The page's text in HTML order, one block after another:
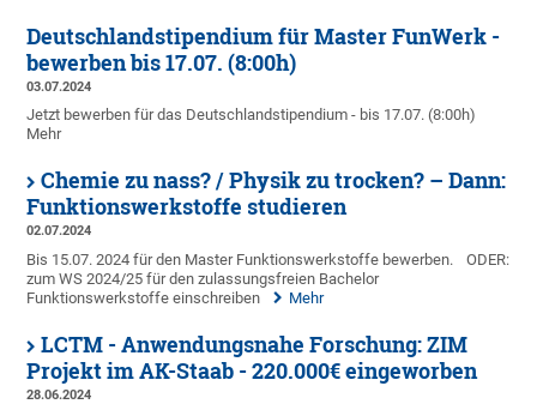
Deutschlandstipendium für Master FunWerk -
bewerben bis 17.07. (8:00h)
03.07.2024
Jetzt bewerben für das Deutschlandstipendium - bis 17.07. (8:00h)
Mehr
Chemie zu nass? / Physik zu trocken? – Dann:
Funktionswerkstoffe studieren
02.07.2024
Bis 15.07. 2024 für den Master Funktionswerkstoffe bewerben.
ODER:
zum WS 2024/25 für den zulassungsfreien Bachelor
Funktionswerkstoffe einschreiben
Mehr
LCTM - Anwendungsnahe Forschung: ZIM
Projekt im AK-Staab - 220.000€ eingeworben
28.06.2024